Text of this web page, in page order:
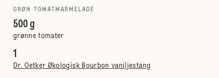
GRØN TOMATMARMELADE
500 g
grønne tomater
1
Dr. Oetker Økologisk Bourbon vaniljestang